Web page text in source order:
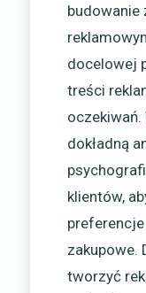
budowanie
docelowej
treści
dokładną
klientów,
zakupowe.
tworzyć